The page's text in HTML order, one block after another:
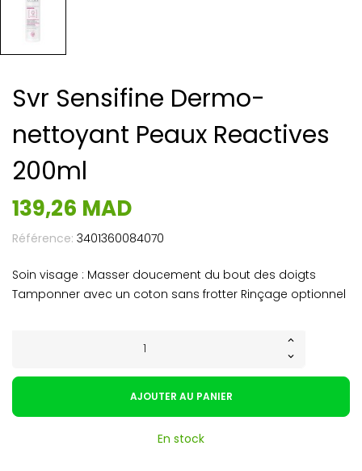
Svr Sensifine Dermo-
nettoyant Peaux Reactives
200ml
139,26 MAD
Référence: 3401360084070
Soin visage : Masser doucement du bout des doigts
Tamponner avec un coton sans frotter Rinçage optionnel
AJOUTER AU PANIER
En stock